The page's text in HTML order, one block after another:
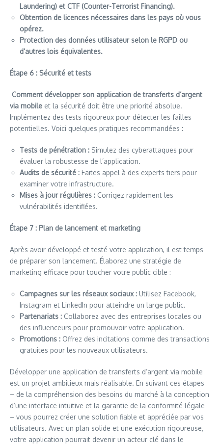
Laundering) et CTF (Counter-Terrorist Financing).
Obtention de licences nécessaires dans les pays où vous
opérez.
Protection des données utilisateur selon le RGPD ou
d’autres lois équivalentes.
Étape 6 : Sécurité et tests
Comment développer son application de transferts d’argent
via mobile et la sécurité doit être une priorité absolue.
Implémentez des tests rigoureux pour détecter les failles
potentielles. Voici quelques pratiques recommandées :
Tests de pénétration : Simulez des cyberattaques pour
évaluer la robustesse de l’application.
Audits de sécurité : Faites appel à des experts tiers pour
examiner votre infrastructure.
Mises à jour régulières : Corrigez rapidement les
vulnérabilités identifiées.
Étape 7 : Plan de lancement et marketing
Après avoir développé et testé votre application, il est temps
de préparer son lancement. Élaborez une stratégie de
marketing efficace pour toucher votre public cible :
Campagnes sur les réseaux sociaux : Utilisez Facebook,
Instagram et LinkedIn pour atteindre un large public.
Partenariats : Collaborez avec des entreprises locales ou
des influenceurs pour promouvoir votre application.
Promotions : Offrez des incitations comme des transactions
gratuites pour les nouveaux utilisateurs.
Développer une application de transferts d’argent via mobile
est un projet ambitieux mais réalisable. En suivant ces étapes
– de la compréhension des besoins du marché à la conception
d’une interface intuitive et la garantie de la conformité légale
– vous pourrez créer une solution fiable et appréciée par vos
utilisateurs. Avec un plan solide et une exécution rigoureuse,
votre application pourrait devenir un acteur clé dans le